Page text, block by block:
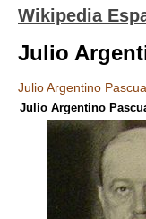
Wikipedia
Julio
Julio Argentino
Julio Argentino